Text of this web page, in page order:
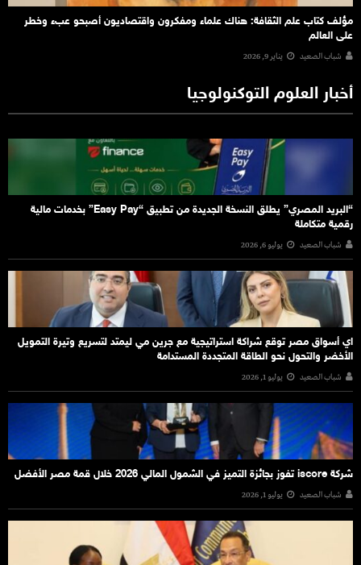
مؤلف كتاب علم الثقافة: هناك علماء ومفكرون واقتصاديون أصبحو عبء وخطر
على العالم
شباب الصعيد يناير 9, 2026
أخبار العلوم التوكنولوجيا
“البريد المصري” يطلق النسخة الجديدة من تطبيق “Easy Pay” بخدمات مالية
رقمية متكاملة
شباب الصعيد يوليو 6, 2026
اي أسواق مصر توقع شراكة استراتيجية مع جرين مي ليمتد لتسريع وتيرة التمويل
الأخضر والتحول نحو الطاقة المتجددة المستدامة
شباب الصعيد يوليو 1, 2026
شركة iscore تفوز بجائزة التميز في الشمول المالي 2026 خلال قمة مصر الأفضل
شباب الصعيد يوليو 1, 2026